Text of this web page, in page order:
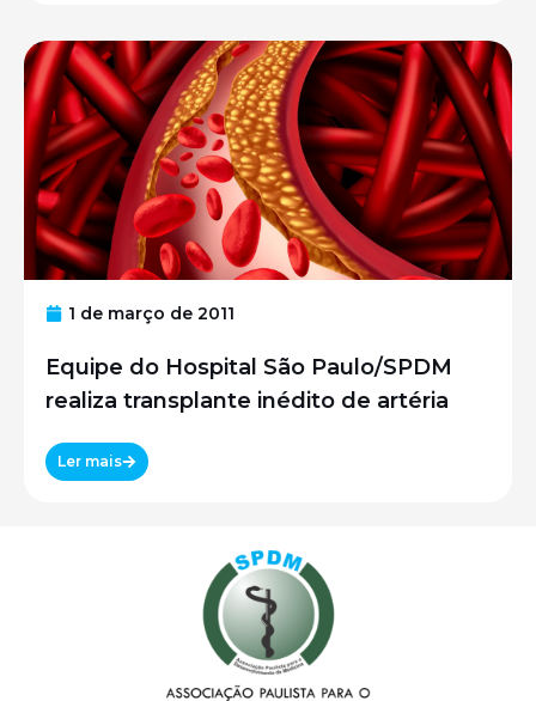
1 de março de 2011
Equipe do Hospital São Paulo/SPDM
realiza transplante inédito de artéria
Ler mais